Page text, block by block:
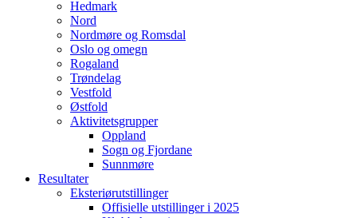
Hedmark
Nord
Nordmøre og Romsdal
Oslo og omegn
Rogaland
Trøndelag
Vestfold
Østfold
Aktivitetsgrupper
Oppland
Sogn og Fjordane
Sunnmøre
Resultater
Eksteriørutstillinger
Offisielle utstillinger i 2025